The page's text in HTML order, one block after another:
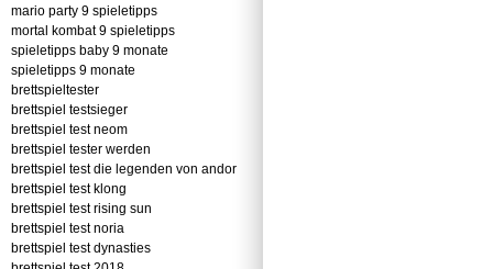
mario party 9 spieletipps
mortal kombat 9 spieletipps
spieletipps baby 9 monate
spieletipps 9 monate
brettspieltester
brettspiel testsieger
brettspiel test neom
brettspiel tester werden
brettspiel test die legenden von andor
brettspiel test klong
brettspiel test rising sun
brettspiel test noria
brettspiel test dynasties